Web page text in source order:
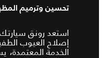
تحسين وترميم
استعد رونق
إصلاح العيوب
الخدمة المعتمدة،